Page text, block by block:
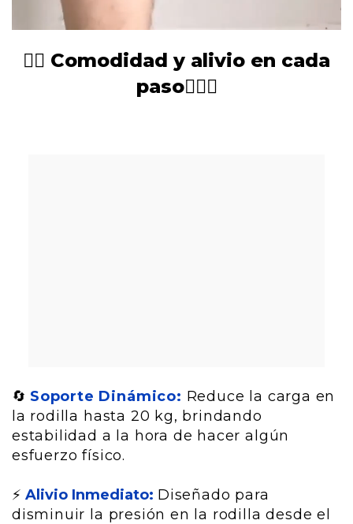
🏃‍♂️ Comodidad y alivio en cada
paso🧎🏻‍♂️‍
🔄 Soporte Dinámico: Reduce la carga en
la rodilla hasta 20 kg, brindando
estabilidad a la hora de hacer algún
esfuerzo físico.
⚡ Alivio Inmediato: Diseñado para
disminuir la presión en la rodilla desde el